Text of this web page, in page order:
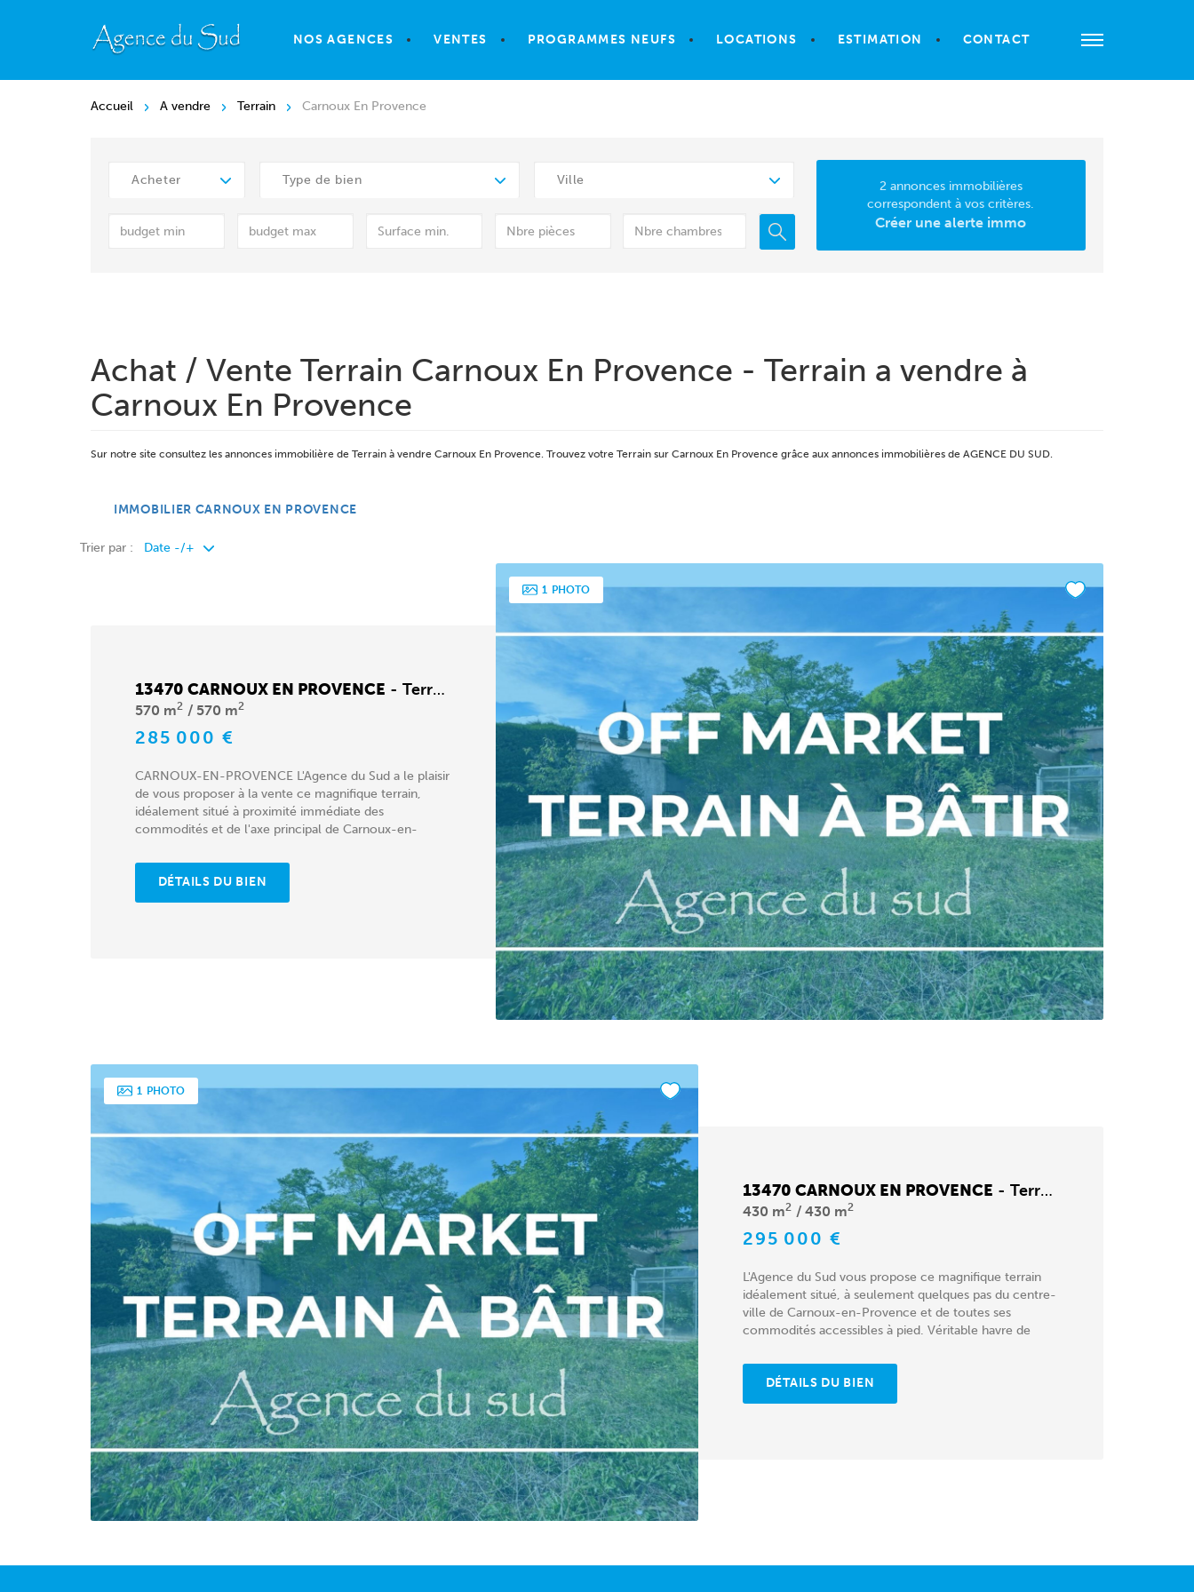
NOS AGENCES VENTES PROGRAMMES NEUFS LOCATIONS ESTIMATION CONTACT
Accueil A vendre Terrain Carnoux En Provence
Acheter Type de bien Ville
2 annonces immobilières
correspondent à vos critères.
Créer une alerte immo
Achat / Vente Terrain Carnoux En Provence - Terrain a vendre à
Carnoux En Provence
Sur notre site consultez les annonces immobilière de Terrain à vendre Carnoux En Provence. Trouvez votre Terrain sur Carnoux En Provence grâce aux annonces immobilières de AGENCE DU SUD.
IMMOBILIER CARNOUX EN PROVENCE
Trier par :
1 PHOTO
13470 CARNOUX EN PROVENCE - Terrain
570 m2 570 m2
285 000 €
CARNOUX-EN-PROVENCE L'Agence du Sud a le plaisir
de vous proposer à la vente ce magnifique terrain,
idéalement situé à proximité immédiate des
commodités et de l'axe principal de Carnoux-en-
DÉTAILS DU BIEN
1 PHOTO
13470 CARNOUX EN PROVENCE - Terrain
430 m2 430 m2
295 000 €
L'Agence du Sud vous propose ce magnifique terrain
idéalement situé, à seulement quelques pas du centre-
ville de Carnoux-en-Provence et de toutes ses
commodités accessibles à pied. Véritable havre de
DÉTAILS DU BIEN